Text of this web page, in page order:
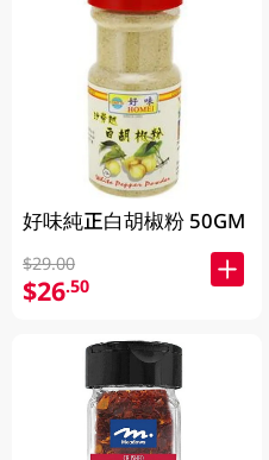
好味純正白胡椒粉 50GM
$29.00
$26.50